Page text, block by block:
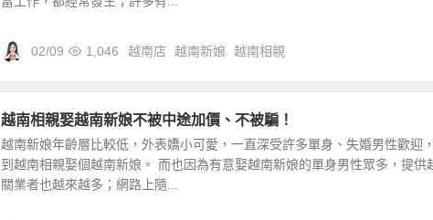
02/09 1,046 越南店 越南新娘 越南相親
越南相親娶越南新娘不被中途加價、不被騙！
越南新娘年齡層比較低，外表嬌小可愛，一直深受許多單身、失婚男性歡迎
到越南相親娶個越南新娘。 而也因為有意娶越南新娘的單身男性眾多，提供
關業者也越來越多；網路上隨...